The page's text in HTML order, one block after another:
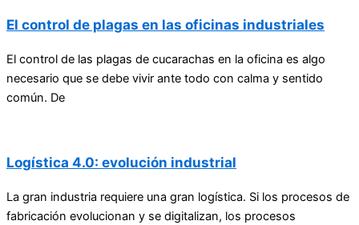
El control de plagas en las oficinas industriales
El control de las plagas de cucarachas en la oficina es algo
necesario que se debe vivir ante todo con calma y sentido
común. De
Logística 4.0: evolución industrial
La gran industria requiere una gran logística. Si los procesos de
fabricación evolucionan y se digitalizan, los procesos